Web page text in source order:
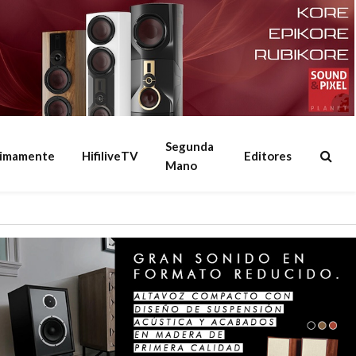
HifiliveTV
Segunda
Mano
Editores